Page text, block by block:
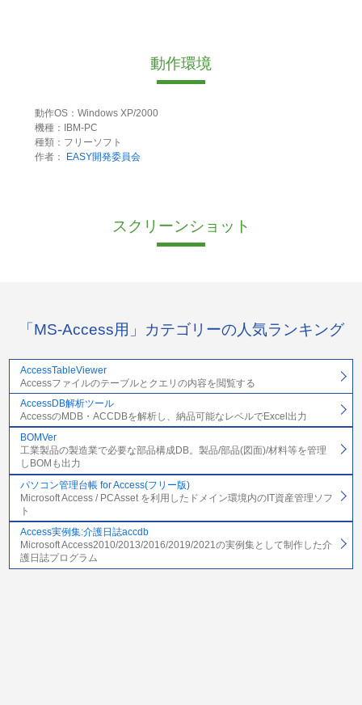
動作環境
動作OS：Windows XP/2000
機種：IBM-PC
種類：フリーソフト
作者：
EASY開発委員会
スクリーンショット
「MS-Access用」カテゴリーの人気ランキング
AccessTableViewer
Accessファイルのテーブルとクエリの内容を閲覧する
AccessDB解析ツール
AccessのMDB・ACCDBを解析し、納品可能なレベルでExcel出力
BOMVer
工業製品の製造業で必要な部品構成DB。製品/部品(図面)/材料等を管理
しBOMも出力
パソコン管理台帳 for Access(フリー版)
Microsoft Access / PCAsset を利用したドメイン環境内のIT資産管理ソフ
ト
Access実例集:介護日誌accdb
Microsoft Access2010/2013/2016/2019/2021の実例集として制作した介
護日誌プログラム